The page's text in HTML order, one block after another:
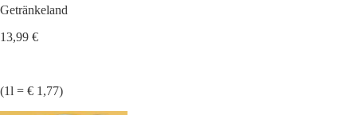
Getränkeland
13,99 €
(1l = € 1,77)